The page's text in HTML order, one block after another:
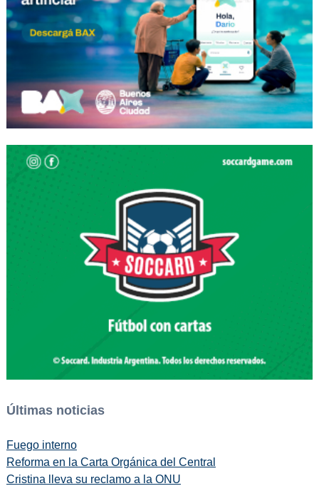
Últimas noticias
Fuego interno
Reforma en la Carta Orgánica del Central
Cristina lleva su reclamo a la ONU